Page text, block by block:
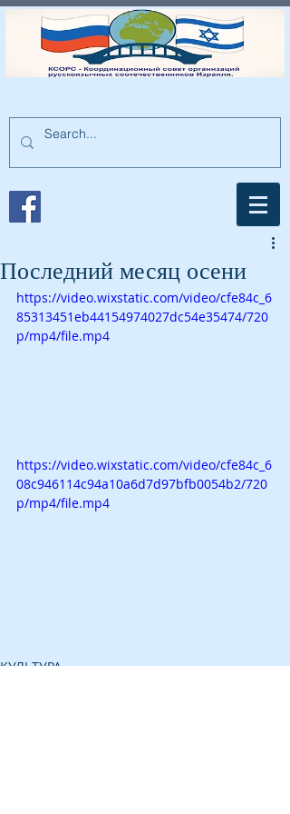
Последний месяц осени
https://video.wixstatic.com/video/cfe84c_6
85313451eb44154974027dc54e35474/720
p/mp4/file.mp4
https://video.wixstatic.com/video/cfe84c_6
08c946114c94a10a6d7d97bfb0054b2/720
p/mp4/file.mp4
КУЛЬТУРА